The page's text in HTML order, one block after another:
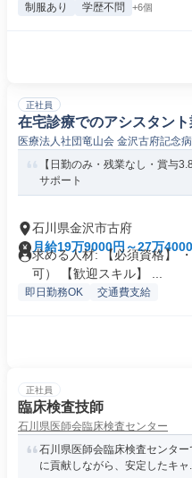
制服あり 学歴不問 +6個
正社員
在宅診療でのアシスタン
医療法人社団竜山会 金沢古府記念
【日勤のみ・残業なし・賞与
サポート
石川県金沢市古府
月給19万9000円～27万
求める人材: 【必須資格】
可） 【歓迎スキル】 ...
即日勤務OK 交通費支給
正社員
臨床検査技師
石川県医師会臨床検査センター
石川県医師会臨床検査センタ
に貢献しながら、安定したキャ